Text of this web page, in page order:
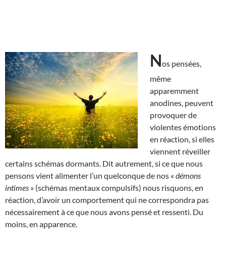
Nos pensées,
même
apparemment
anodines, peuvent
provoquer de
violentes émotions
en réaction, si elles
viennent réveiller
certains schémas dormants. Dit autrement, si ce que nous
pensons vient alimenter l’un quelconque de nos « démons
intimes » (schémas mentaux compulsifs) nous risquons, en
réaction, d’avoir un comportement qui ne correspondra pas
nécessairement à ce que nous avons pensé et ressenti. Du
moins, en apparence.